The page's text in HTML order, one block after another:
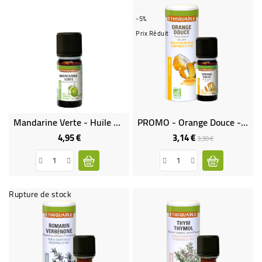
Mandarine Verte - Huile Essentielle Bio & Équitable
4,95 €Prix
-5%
Prix Réduit
PROMO - Orange Douce - Huile Essentielle Bio & Équitable
3,14 €Prix
de
base
3,30 €Prix
Rupture de stock